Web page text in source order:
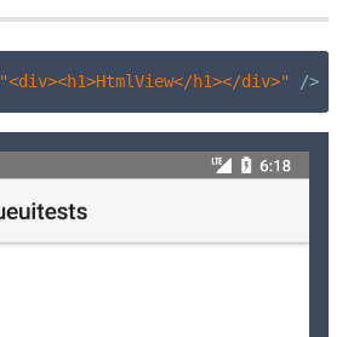
"<div><h1>HtmlView</h1></div>" />